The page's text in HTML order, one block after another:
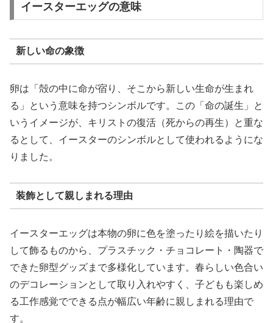
イースターエッグの意味
新しい命の象徴
卵は「殻の中に命が宿り、そこから新しい生命が生まれ
る」という意味を持つシンボルです。この「命の誕生」と
いうイメージが、キリストの復活（死からの再生）と重な
るとして、イースターのシンボルとして使われるようにな
りました。
装飾として親しまれる理由
イースターエッグは本物の卵に色を塗ったり絵を描いたり
して飾るものから、プラスチック・チョコレート・陶器で
できた卵型グッズまで多様化しています。春らしい色合い
のデコレーションとして取り入れやすく、子どもも楽しめ
る工作感覚でできる点が幅広い年齢に親しまれる理由で
す。